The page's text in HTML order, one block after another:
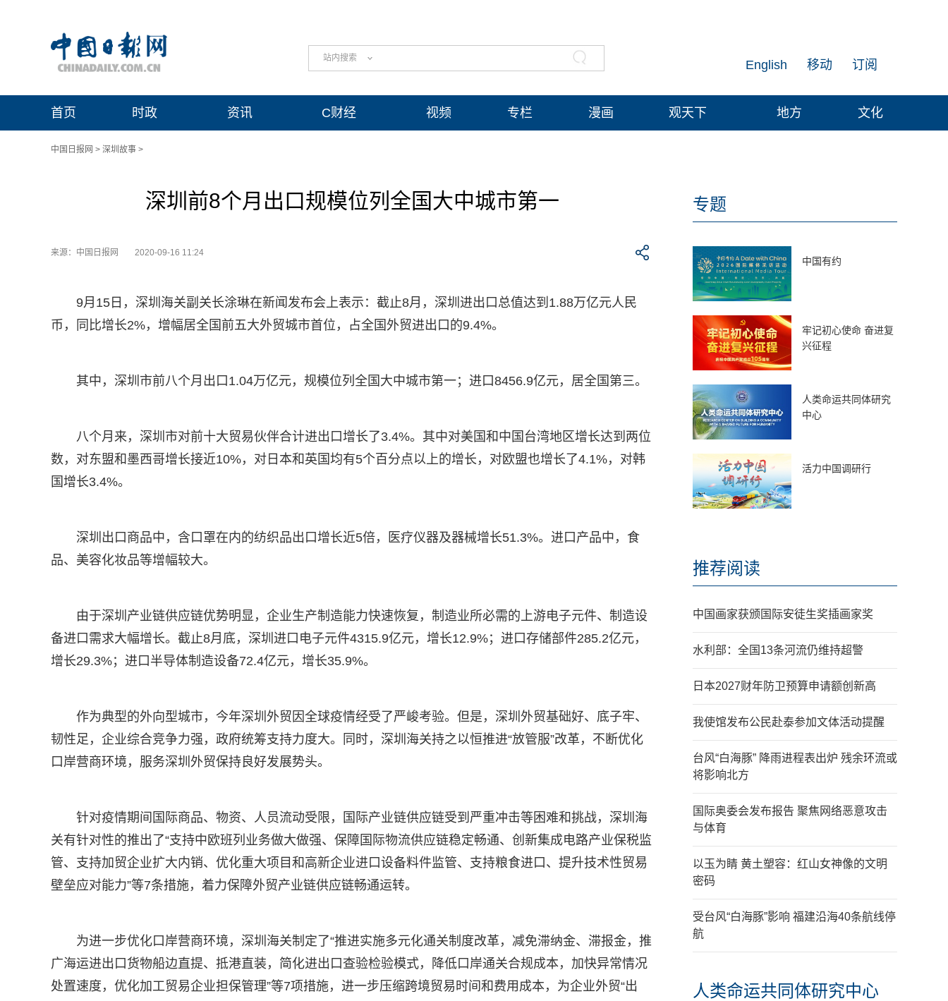
站内搜索 订阅
移动
English
首页 时政 资讯 C财经 视频 专栏 漫画 观天下 地方 文化
中国日报网 > 深圳故事 >
深圳前8个月出口规模位列全国大中城市第一
来源：中国日报网 2020-09-16 11:24
9月15日，深圳海关副关长涂琳在新闻发布会上表示：截止8月，深圳进出口总值达到1.88万亿元人民
币，同比增长2%，增幅居全国前五大外贸城市首位，占全国外贸进出口的9.4%。
其中，深圳市前八个月出口1.04万亿元，规模位列全国大中城市第一；进口8456.9亿元，居全国第三。
八个月来，深圳市对前十大贸易伙伴合计进出口增长了3.4%。其中对美国和中国台湾地区增长达到两位
数，对东盟和墨西哥增长接近10%，对日本和英国均有5个百分点以上的增长，对欧盟也增长了4.1%，对韩
国增长3.4%。
深圳出口商品中，含口罩在内的纺织品出口增长近5倍，医疗仪器及器械增长51.3%。进口产品中，食
品、美容化妆品等增幅较大。
由于深圳产业链供应链优势明显，企业生产制造能力快速恢复，制造业所必需的上游电子元件、制造设
备进口需求大幅增长。截止8月底，深圳进口电子元件4315.9亿元，增长12.9%；进口存储部件285.2亿元，
增长29.3%；进口半导体制造设备72.4亿元，增长35.9%。
作为典型的外向型城市，今年深圳外贸因全球疫情经受了严峻考验。但是，深圳外贸基础好、底子牢、
韧性足，企业综合竞争力强，政府统筹支持力度大。同时，深圳海关持之以恒推进“放管服”改革，不断优化
口岸营商环境，服务深圳外贸保持良好发展势头。
针对疫情期间国际商品、物资、人员流动受限，国际产业链供应链受到严重冲击等困难和挑战，深圳海
关有针对性的推出了“支持中欧班列业务做大做强、保障国际物流供应链稳定畅通、创新集成电路产业保税监
管、支持加贸企业扩大内销、优化重大项目和高新企业进口设备料件监管、支持粮食进口、提升技术性贸易
壁垒应对能力”等7条措施，着力保障外贸产业链供应链畅通运转。
为进一步优化口岸营商环境，深圳海关制定了“推进实施多元化通关制度改革，减免滞纳金、滞报金，推
广海运进出口货物船边直提、抵港直装，简化进出口查验检验模式，降低口岸通关合规成本，加快异常情况
处置速度，优化加工贸易企业担保管理”等7项措施，进一步压缩跨境贸易时间和费用成本，为企业外贸“出
专题
中国有约
牢记初心使命 奋进复
兴征程
人类命运共同体研究
中心
活力中国调研行
推荐阅读
中国画家获颁国际安徒生奖插画家奖
水利部：全国13条河流仍维持超警
日本2027财年防卫预算申请额创新高
我使馆发布公民赴泰参加文体活动提醒
台风“白海豚” 降雨进程表出炉 残余环流或
将影响北方
国际奥委会发布报告 聚焦网络恶意攻击
与体育
以玉为睛 黄土塑容：红山女神像的文明
密码
受台风“白海豚”影响 福建沿海40条航线停
航
人类命运共同体研究中心